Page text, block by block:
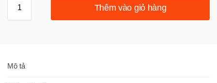
Thêm vào giỏ hàng
Mô tả